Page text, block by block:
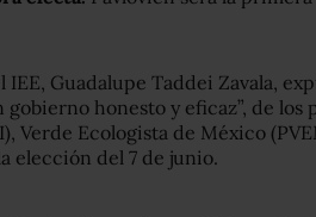
IEE, Guadalupe Taddei Zavala,
gobierno honesto y eficaz”, de
Verde Ecologista de México
elección del 7 de junio.